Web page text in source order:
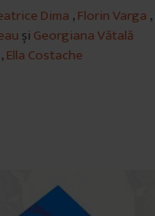
Dima ,Florin Varga ,
și Georgiana Vătală
,Ella Costache